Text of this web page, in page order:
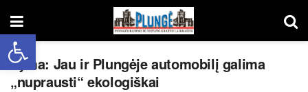
Open toolbar
Žyma: Jau ir Plungėje automobilį galima
„nuprausti“ ekologiškai